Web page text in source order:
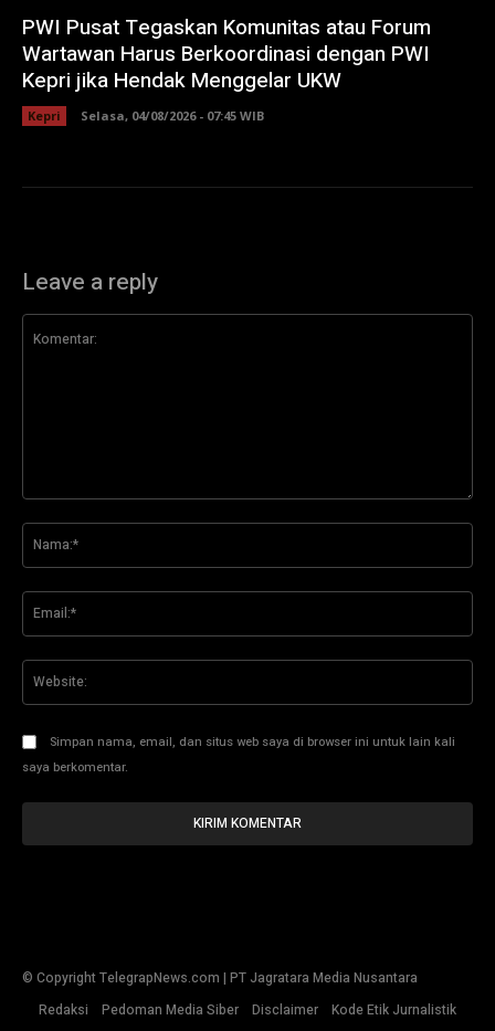
PWI Pusat Tegaskan Komunitas atau Forum
Wartawan Harus Berkoordinasi dengan PWI
Kepri jika Hendak Menggelar UKW
Kepri Selasa, 04/08/2026 - 07:45 WIB
Leave a reply
Simpan nama, email, dan situs web saya di browser ini untuk lain kali
saya berkomentar.
© Copyright TelegrapNews.com | PT Jagratara Media Nusantara
Redaksi
Pedoman Media Siber Disclaimer Kode Etik Jurnalistik